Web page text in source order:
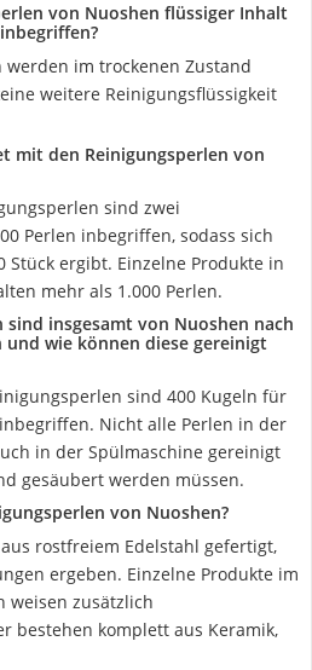
von Nuoshen flüssiger Inhalt
im trockenen Zustand
weitere Reinigungsflüssigkeit
mit den Reinigungsperlen von
sind zwei
Perlen inbegriffen, sodass sich
Stück ergibt. Einzelne Produkte in
mehr als 1.000 Perlen.
sind insgesamt von Nuoshen nach
wie können diese gereinigt
sind 400 Kugeln für
Nicht alle Perlen in der
in der Spülmaschine gereinigt
gesäubert werden müssen.
von Nuoshen?
rostfreiem Edelstahl gefertigt,
ergeben. Einzelne Produkte im
weisen zusätzlich
bestehen komplett aus Keramik,